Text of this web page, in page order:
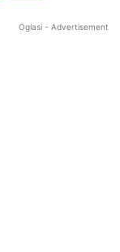
Oglasi - Advertisement